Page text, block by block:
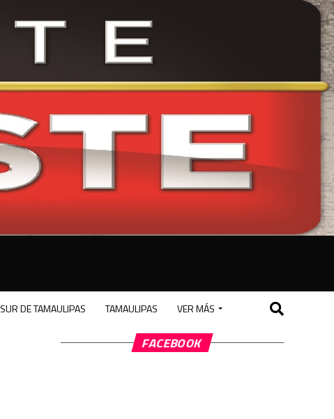
SUR DE TAMAULIPAS TAMAULIPAS VER MÁS
FACEBOOK